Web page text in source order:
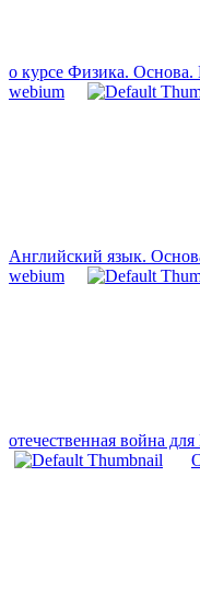
о курсе Физика.
webium
Английский язык.
webium
отечественная война